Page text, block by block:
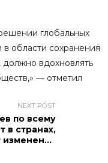
глобальных
области сохранения
вдохновлять
— отметил
NEXT POST
по всему
в странах,